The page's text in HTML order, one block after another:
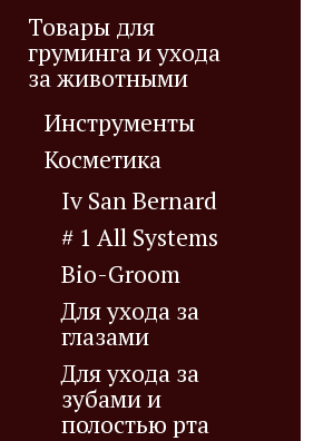
Товары для
груминга и ухода
за животными
Инструменты
Косметика
Iv San Bernard
# 1 All Systems
Bio-Groom
Для ухода за
глазами
Для ухода за
зубами и
полостью рта